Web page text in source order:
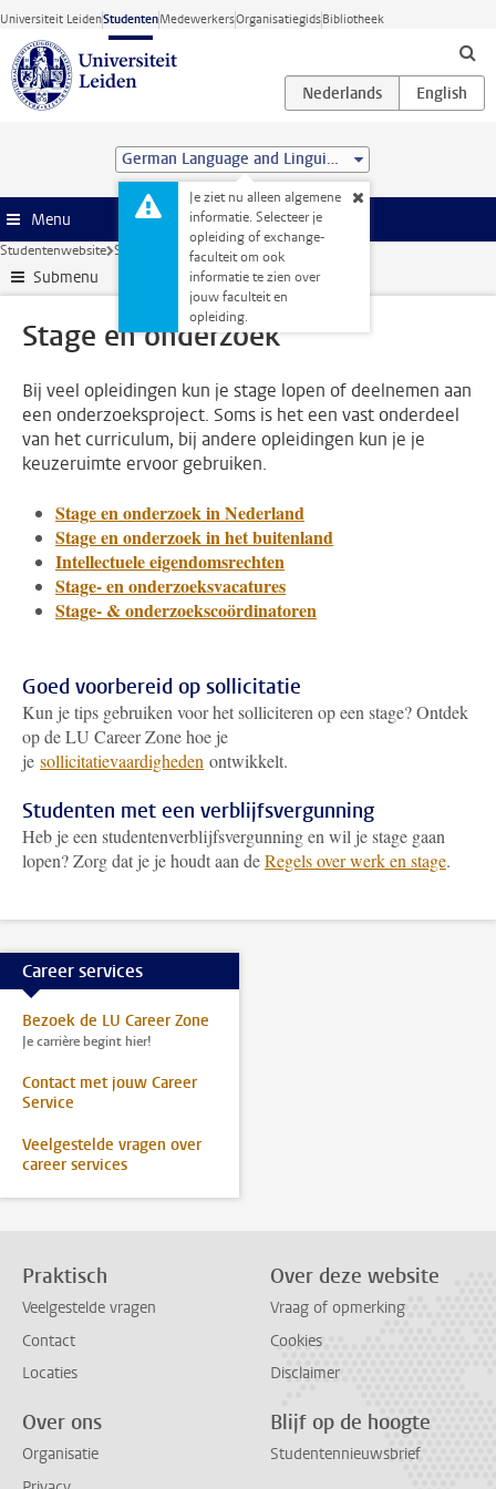
Ga direct naar de inhoud
Universiteit LeidenStudentenMedewerkersOrganisatiegidsBibliotheek
German Language and Linguistics (MA)
Je ziet nu alleen algemene
informatie. Selecteer je
opleiding of exchange-
faculteit om ook
informatie te zien over
jouw faculteit en
opleiding.
Menu
Studentenwebsite Stage & loopbaan Stage en onderzoek
Submenu
Stage en onderzoek
Bij veel opleidingen kun je stage lopen of deelnemen aan
een onderzoeksproject. Soms is het een vast onderdeel
van het curriculum, bij andere opleidingen kun je je
keuzeruimte ervoor gebruiken.
Stage en onderzoek in Nederland
Stage en onderzoek in het buitenland
Intellectuele eigendomsrechten
Stage- en onderzoeksvacatures
Stage- & onderzoekscoördinatoren
Goed voorbereid op sollicitatie
Kun je tips gebruiken voor het solliciteren op een stage? Ontdek
op de LU Career Zone hoe je
je sollicitatievaardigheden ontwikkelt.
Studenten met een verblijfsvergunning
Heb je een studentenverblijfsvergunning en wil je stage gaan
lopen? Zorg dat je je houdt aan deRegels over werk en stage.
Career services
Bezoek de LU Career Zone
Je carrière begint hier!
Contact met jouw Career
Service
Veelgestelde vragen over
career services
Praktisch
Veelgestelde vragen
Contact
Locaties
Over deze website
Vraag of opmerking
Cookies
Disclaimer
Over ons
Organisatie
Blijf op de hoogte
Studentennieuwsbrief